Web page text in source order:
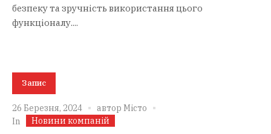
безпеку та зручність використання цього
функціоналу....
Запис
26 Березня, 2024 автор Місто
In
Новини компаній